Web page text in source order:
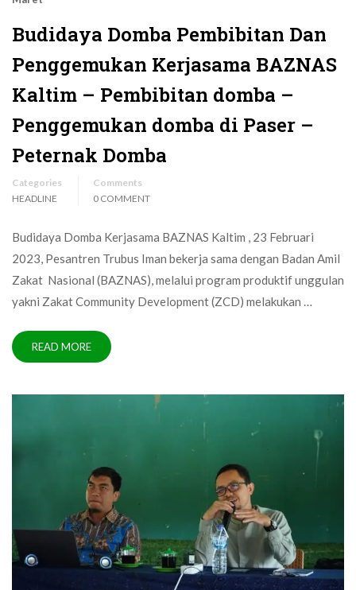
Budidaya Domba Pembibitan Dan
Penggemukan Kerjasama BAZNAS
Kaltim – Pembibitan domba –
Penggemukan domba di Paser –
Peternak Domba
Categories
HEADLINE
Comments
0 COMMENT
Budidaya Domba Kerjasama BAZNAS Kaltim , 23 Februari
2023, Pesantren Trubus Iman bekerja sama dengan Badan Amil
Zakat Nasional (BAZNAS), melalui program produktif unggulan
yakni Zakat Community Development (ZCD) melakukan …
READ MORE